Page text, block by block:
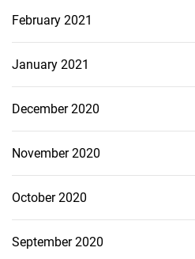
February 2021
January 2021
December 2020
November 2020
October 2020
September 2020